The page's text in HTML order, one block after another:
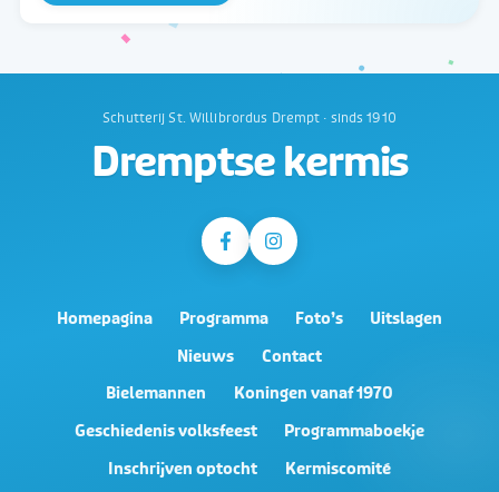
Schutterij St. Willibrordus Drempt · sinds 1910
Dremptse kermis
Homepagina Programma Foto’s
Uitslagen
Nieuws
Contact
Bielemannen
Koningen vanaf 1970
Geschiedenis volksfeest
Programmaboekje
Inschrijven optocht
Kermiscomité